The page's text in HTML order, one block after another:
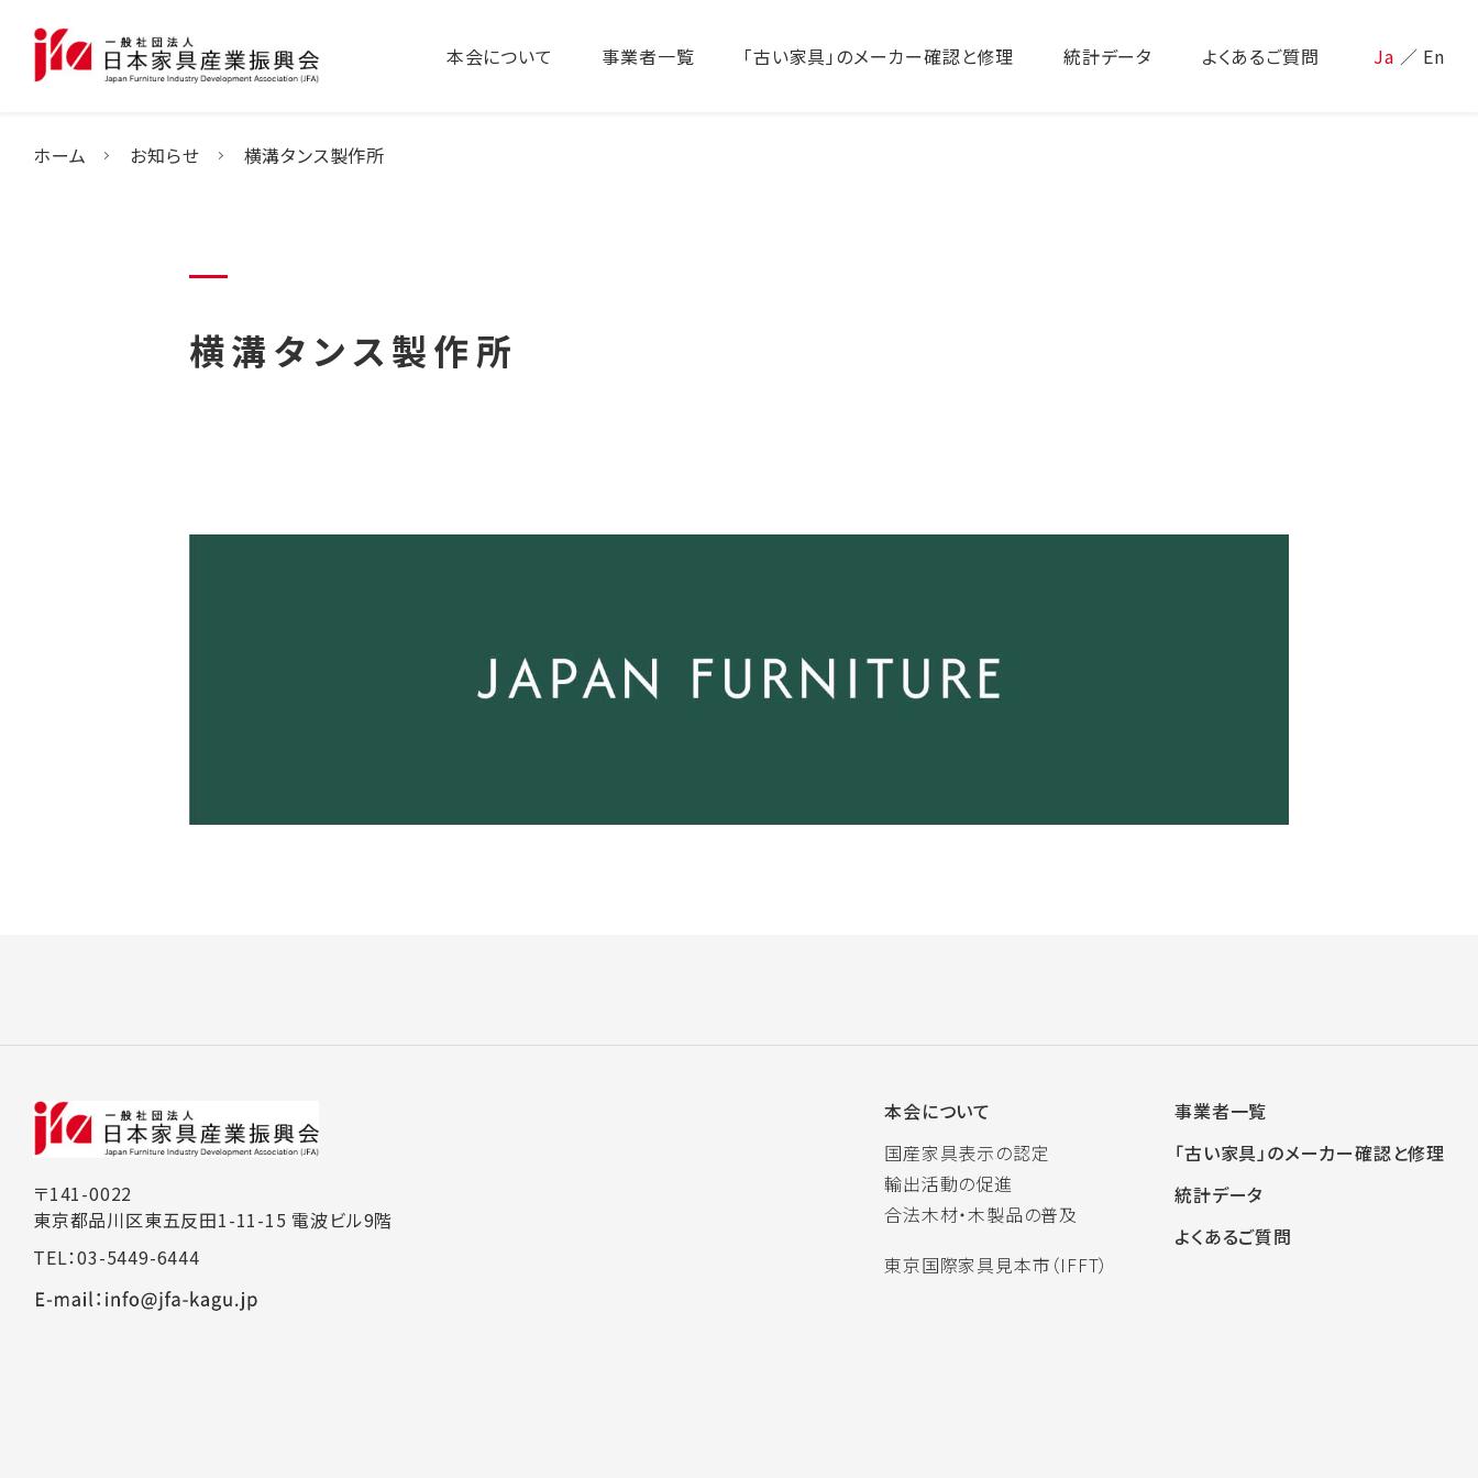
本会について 事業者一覧 「古い家具」のメーカー確認と修理 統計データ よくあるご質問 Ja ／ En
ホーム お知らせ 横溝タンス製作所
横溝タンス製作所
〒141-0022
東京都品川区東五反田1-11-15 電波ビル9階
TEL：03-5449-6444
本会について
国産家具表示の認定
輸出活動の促進
合法木材・木製品の普及
東京国際家具見本市（IFFT）
事業者一覧
「古い家具」のメーカー確認と修理
統計データ
よくあるご質問